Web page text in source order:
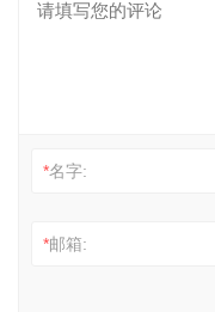
*名字:
*邮箱: